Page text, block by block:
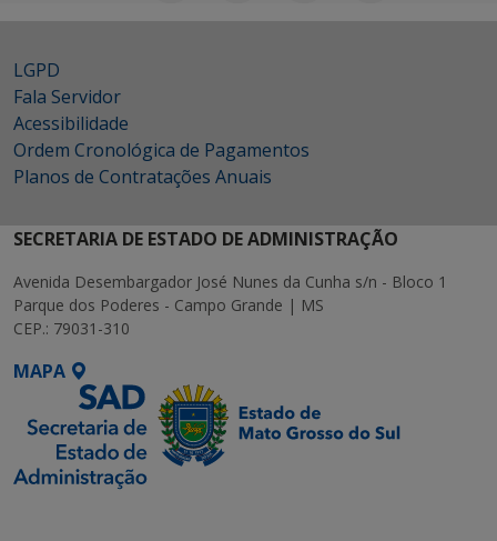
LGPD
Fala Servidor
Acessibilidade
Ordem Cronológica de Pagamentos
Planos de Contratações Anuais
SECRETARIA DE ESTADO DE ADMINISTRAÇÃO
Avenida Desembargador José Nunes da Cunha s/n - Bloco 1
Parque dos Poderes - Campo Grande | MS
CEP.: 79031-310
MAPA